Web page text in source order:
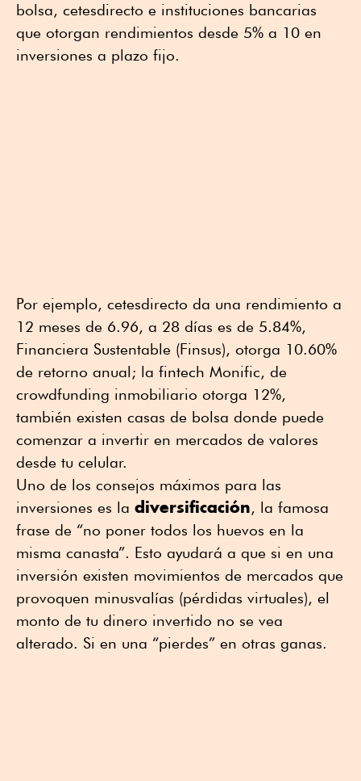
bolsa, cetesdirecto e instituciones bancarias
que otorgan rendimientos desde 5% a 10 en
inversiones a plazo fijo.
Por ejemplo, cetesdirecto da una rendimiento a
12 meses de 6.96, a 28 días es de 5.84%,
Financiera Sustentable (Finsus), otorga 10.60%
de retorno anual; la fintech Monific, de
crowdfunding inmobiliario otorga 12%,
también existen casas de bolsa donde puede
comenzar a invertir en mercados de valores
desde tu celular.
Uno de los consejos máximos para las
inversiones es la diversificación, la famosa
frase de “no poner todos los huevos en la
misma canasta”. Esto ayudará a que si en una
inversión existen movimientos de mercados que
provoquen minusvalías (pérdidas virtuales), el
monto de tu dinero invertido no se vea
alterado. Si en una “pierdes” en otras ganas.